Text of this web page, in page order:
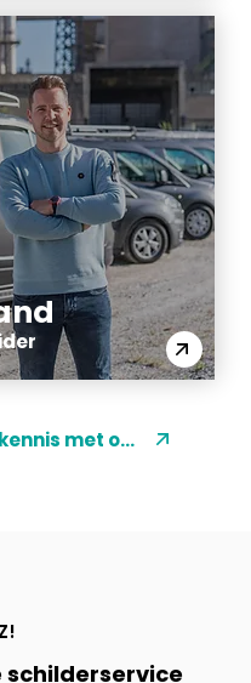
Maak kennis met ons
schilderservice